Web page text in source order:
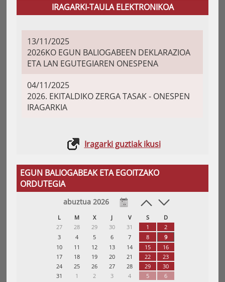
IRAGARKI-TAULA ELEKTRONIKOA
13/11/2025
2026KO EGUN BALIOGABEEN DEKLARAZIOA
ETA LAN EGUTEGIAREN ONESPENA
04/11/2025
2026. EKITALDIKO ZERGA TASAK - ONESPEN
IRAGARKIA
Iragarki guztiak ikusi
EGUN BALIOGABEAK ETA EGOITZAKO
ORDUTEGIA
abuztua 2026
L M X J V S
D
27
28 29 30 31 1
2
3
4 5 6 7 8
9
10
11 12 13 14 15
16
17
18 19 20 21 22
23
24
25 26 27 28 29
30
31
1 2 3 4 5 6